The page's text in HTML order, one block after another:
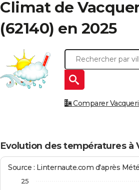
Climat de
(62140) en 2025
Comparer
Evolution des températures à
Source : Linternaute.com d'après
25